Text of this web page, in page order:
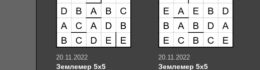
20.11.2022
Землемер 5х5
20.11.2022
Землемер 5х5